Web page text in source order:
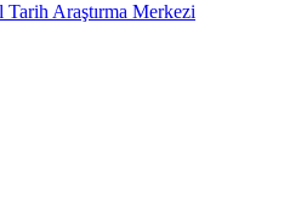
Araştırma Merkezi